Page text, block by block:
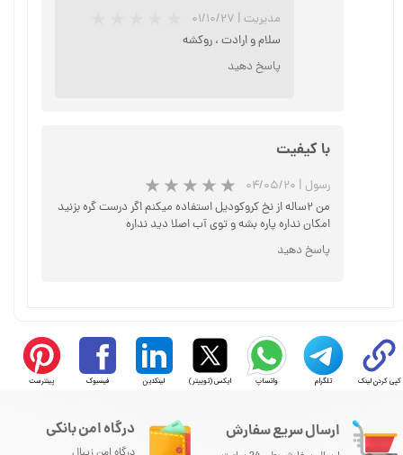
★★ ★★★
مدیریت | ۰۱/۱۰/۲۷
سلام و ارادت ، روکشه
پاسخ دهید
با کیفیت
رسول | ۰۴/۰۵/۲۰
من ۲ساله از نخ کروکودیل استفاده میکنم اگر درست گره بزنید
امکان نداره پاره بشه و توی آب اصلا دید نداره
پاسخ دهید
کپی کردن لینک تلگرام واتساپ ایکس (توییتر) لینکدین فیسبوک پینترست
ارسال سریع سفارش درگاه امن بانکی